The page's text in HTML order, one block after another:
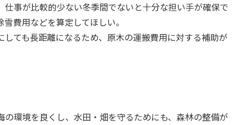
仕事が比較的少ない冬季間でないと十分な担い手が確保で
費用などを算定してほしい。
ても長距離になるため、原木の運搬費用に対する補助が
環境を良くし、水田・畑を守るためにも、森林の整備が